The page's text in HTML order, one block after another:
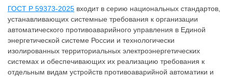
ГОСТ Р 59373-2025 входит в серию национальных стандартов,
устанавливающих системные требования к организации
автоматического противоаварийного управления в Единой
энергетической системе России и технологически
изолированных территориальных электроэнергетических
системах и обеспечивающих их реализацию требования к
отдельным видам устройств противоаварийной автоматики и